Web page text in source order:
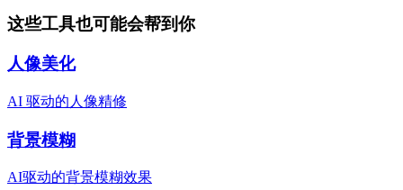
这些工具也可能会帮到你
人像美化
AI 驱动的人像精修
背景模糊
AI驱动的背景模糊效果